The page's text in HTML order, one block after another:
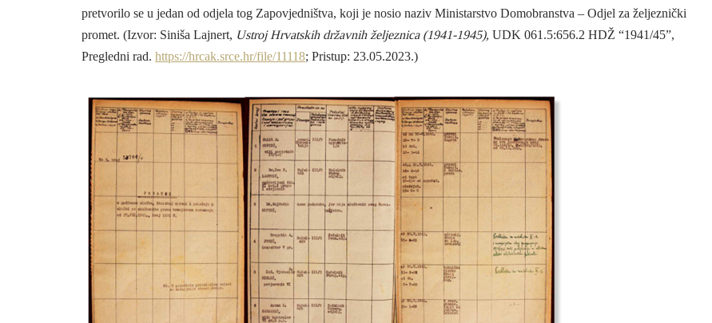
pretvorilo se u jedan od odjela tog Zapovjedništva, koji je nosio naziv Ministarstvo Domobranstva – Odjel za željeznički
promet. (Izvor: Siniša Lajnert, Ustroj Hrvatskih državnih željeznica (1941-1945), UDK 061.5:656.2 HDŽ “1941/45”,
Pregledni rad. https://hrcak.srce.hr/file/11118; Pristup: 23.05.2023.)